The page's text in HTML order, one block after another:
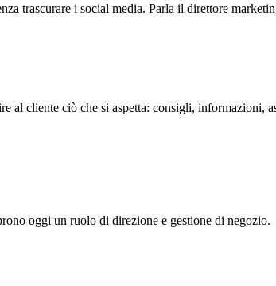
trascurare i social media. Parla il direttore
al cliente ciò che si aspetta: consigli, informazioni,
oggi un ruolo di direzione e gestione di negozio.